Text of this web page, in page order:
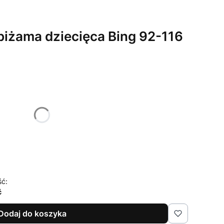
dziecięca Bing 92-116
do koszyka